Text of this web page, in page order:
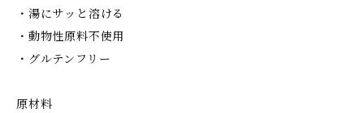
・湯にサッと溶ける
・動物性原料不使用
・グルテンフリー
原材料